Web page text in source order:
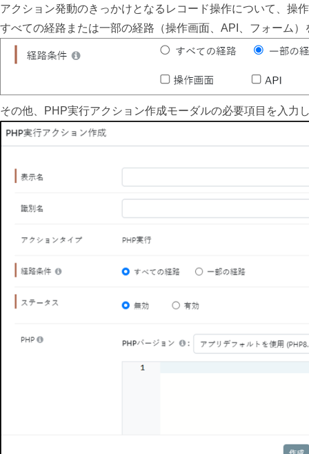
アクション発動のきっかけとなるレコード操作について、操
すべての経路または一部の経路（操作画面、API、フォーム）
その他、PHP実行アクション作成モーダルの必要項目を入力